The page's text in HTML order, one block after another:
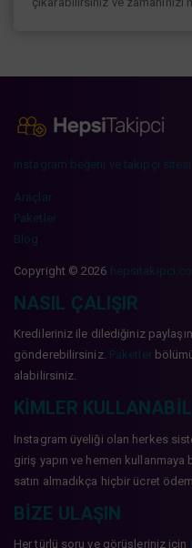
instagram beğeni ve takipçi sitesi
Araçlar
Paketler
Blog
Copyright © 2026
NASIL ÇALIŞIR
Kredileriniz ile dilediğiniz
gönderebilirsiniz. Paketler
alabilirsiniz.
KIMLER
Instagram üyeliği olan herkes
giriş yapın ve hemen kullanmaya
satın almadıkça hiçbir ücret
BIZE ULAŞIN
Her türlü soru ve görüşleriniz için